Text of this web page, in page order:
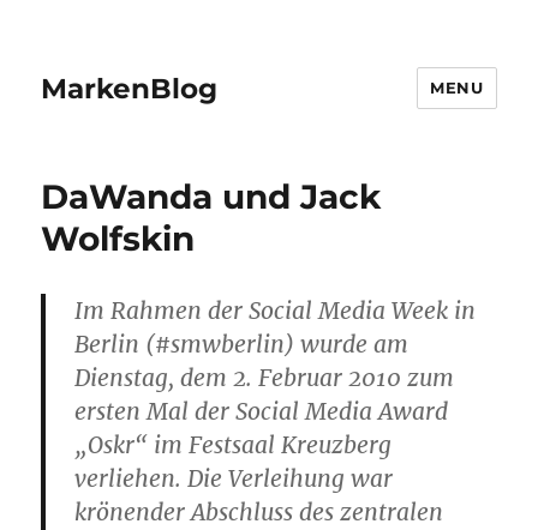
MarkenBlog MENU
DaWanda und Jack
Wolfskin
Im Rahmen der Social Media Week in
Berlin (#smwberlin) wurde am
Dienstag, dem 2. Februar 2010 zum
ersten Mal der Social Media Award
„Oskr“ im Festsaal Kreuzberg
verliehen. Die Verleihung war
krönender Abschluss des zentralen